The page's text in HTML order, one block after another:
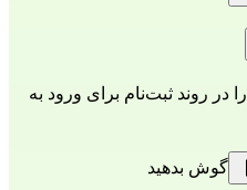
گوش بدهید